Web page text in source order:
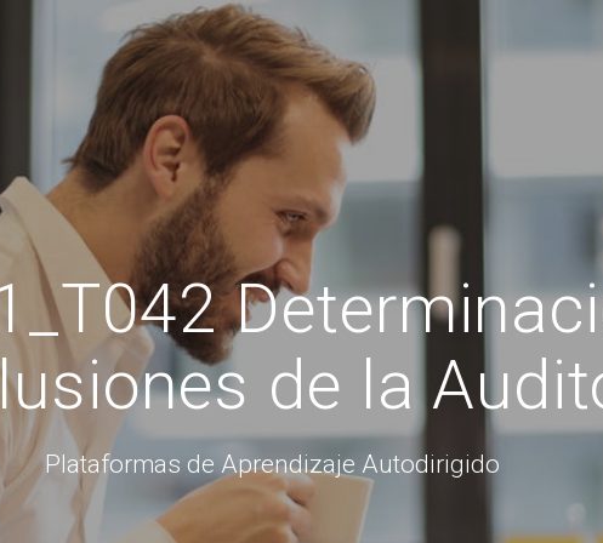
de la
Plataformas de Aprendizaje Autodirigido